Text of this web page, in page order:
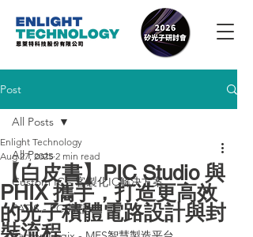
Post
All Posts
Custom IC - 客製化IC解決方案
PADS - PCB設計
All Posts
【白皮書】PIC Studio 與
PHIX 攜手，打造更高效
的光子積體電路設計與封
裝流程
Enlight Technology
Aug 27, 2025 2 min read